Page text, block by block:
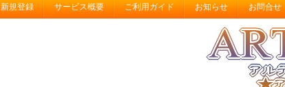
新規登録 サービス概要 ご利用ガイド お知らせ お問合せ